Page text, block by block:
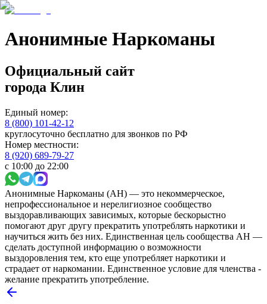
Анонимные Наркоманы
Официальный сайт
города Клин
Единый номер:
8 (800) 101-42-12
круглосуточно бесплатно для звонков по РФ
Номер местности:
8 (920) 689-79-27
с 10:00 до 22:00
Анонимные Наркоманы (АН) — это некоммерческое,
непрофессиональное и нерелигиозное сообщество
выздоравливающих зависимых, которые бескорыстно
помогают друг другу прекратить употреблять наркотики и
научиться жить без них. Единственная цель сообщества АН —
сделать доступной информацию о возможности
выздоровления тем, кто еще употребляет наркотики и
страдает от наркомании. Единственное условие для членства -
желание прекратить употребление.